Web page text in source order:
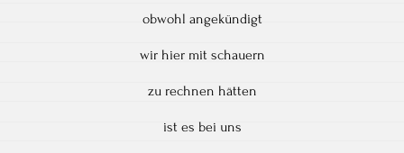
obwohl angekündigt
wir hier mit schauern
zu rechnen hätten
ist es bei uns